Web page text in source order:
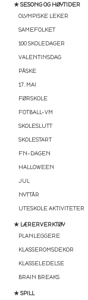
★ SESONG OG HØYTIDER
OLYMPISKE LEKER
SAMEFOLKET
100 SKOLEDAGER
VALENTINSDAG
PÅSKE
17. MAI
FØRSKOLE
FOTBALL-VM
SKOLESLUTT
SKOLESTART
FN-DAGEN
HALLOWEEN
JUL
NYTTÅR
UTESKOLE AKTIVITETER
★ LÆRERVERKTØY
PLANLEGGERE
KLASSEROMSDEKOR
KLASSELEDELSE
BRAIN BREAKS
★ SPILL